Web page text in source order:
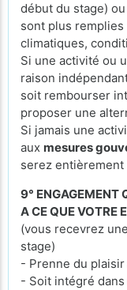
début du stage)
sont plus remplies
climatiques,
Si une activité ou
raison
soit rembourser
proposer une
Si jamais une
aux mesures
serez entièrement
9° ENGAGEMENT
A CE QUE VOTRE
(vous recevrez
stage)
- Prenne du
- Soit intégré